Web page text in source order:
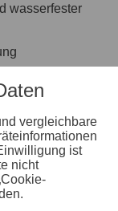
wasserfester
von Planen
vergleichbare
ist
nicht